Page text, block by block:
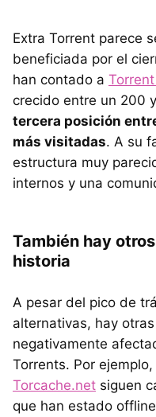
Extra Torrent parece
beneficiada por el
han contado a
crecido entre un 200
tercera posición
más visitadas. A su
estructura muy
internos y una
También hay
historia
A pesar del pico de
alternativas, hay
negativamente
Torrents. Por
Torcache.net siguen
que han estado